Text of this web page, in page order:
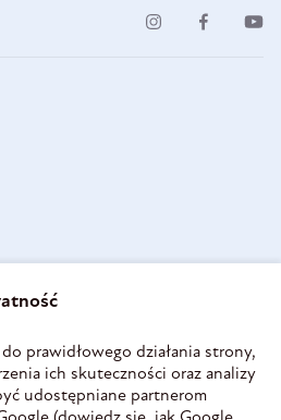
prawidłowego działania strony,
ich skuteczności oraz analizy
udostępniane partnerom